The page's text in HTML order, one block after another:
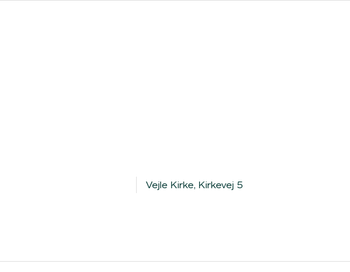
Vejle Kirke, Kirkevej 5